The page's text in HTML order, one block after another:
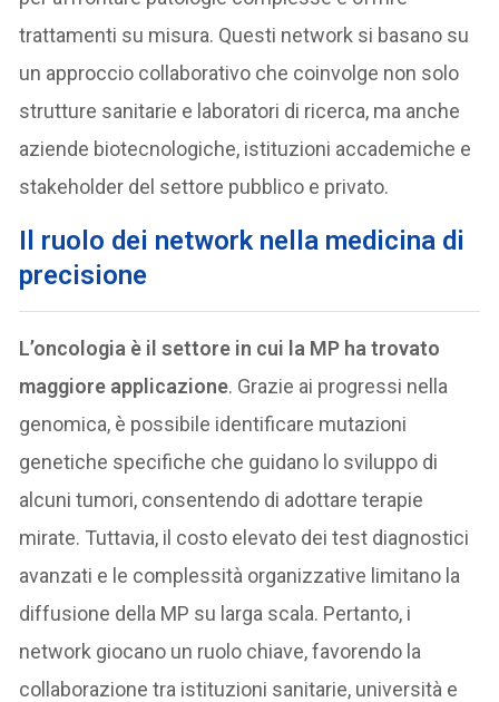
trattamenti su misura. Questi network si basano su
un approccio collaborativo che coinvolge non solo
strutture sanitarie e laboratori di ricerca, ma anche
aziende biotecnologiche, istituzioni accademiche e
stakeholder del settore pubblico e privato.
Il ruolo dei network nella medicina di
precisione
L’oncologia è il settore in cui la MP ha trovato
maggiore applicazione. Grazie ai progressi nella
genomica, è possibile identificare mutazioni
genetiche specifiche che guidano lo sviluppo di
alcuni tumori, consentendo di adottare terapie
mirate. Tuttavia, il costo elevato dei test diagnostici
avanzati e le complessità organizzative limitano la
diffusione della MP su larga scala. Pertanto, i
network giocano un ruolo chiave, favorendo la
collaborazione tra istituzioni sanitarie, università e